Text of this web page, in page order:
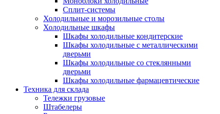
Сплит-системы
Холодильные и морозильные столы
Холодильные шкафы
Шкафы холодильные кондитерские
Шкафы холодильные с металлическими
дверьми
Шкафы холодильные со стеклянными
дверьми
Шкафы холодильные фармацевтические
Техника для склада
Тележки грузовые
Штабелеры